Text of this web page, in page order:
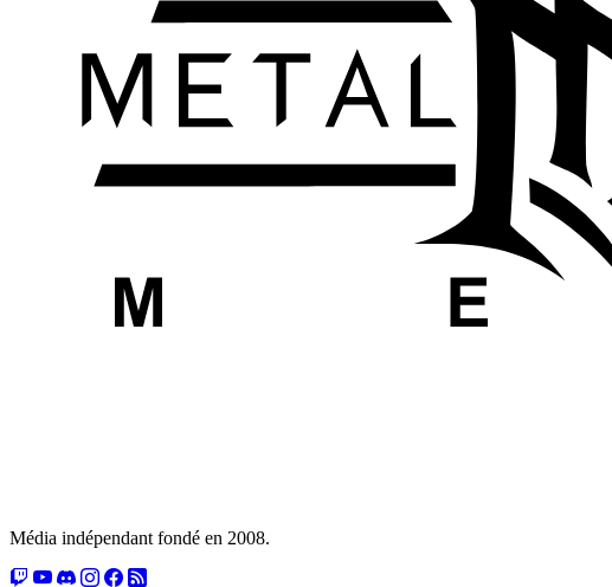
Média indépendant fondé en 2008.